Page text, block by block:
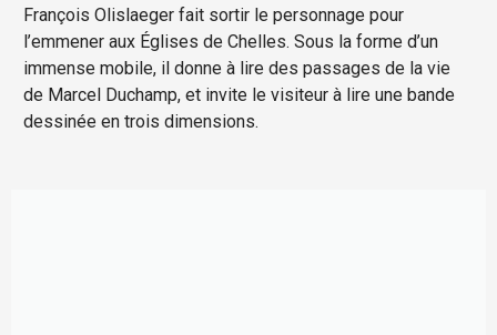
François Olislaeger fait sortir le personnage pour
l’emmener aux Églises de Chelles. Sous la forme d’un
immense mobile, il donne à lire des passages de la vie
de Marcel Duchamp, et invite le visiteur à lire une bande
dessinée en trois dimensions.